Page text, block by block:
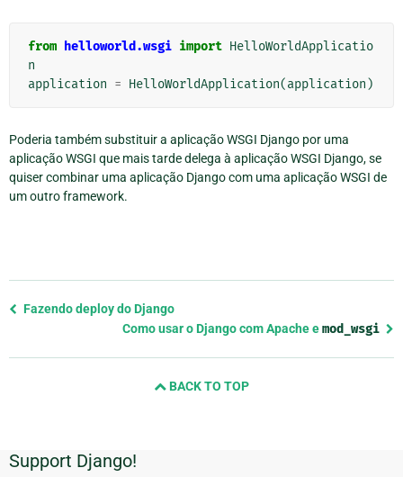
from helloworld.wsgi import HelloWorldApplicatio
n
application = HelloWorldApplication(application )
Poderia também substituir a aplicação WSGI Django por uma
aplicação WSGI que mais tarde delega à aplicação WSGI Django, se
quiser combinar uma aplicação Django com uma aplicação WSGI de
um outro framework.
Previous
Fazendo deploy do Django
Como usar o Django com Apache emod_wsgi
BACK TO TOP
Informações
Support Django!